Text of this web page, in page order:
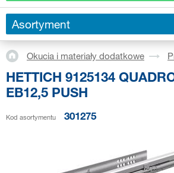
Asortyment
Okucia i materiały dodatkowe
HETTICH 9125134
EB12,5 PUSH
Kod asortymentu 301275